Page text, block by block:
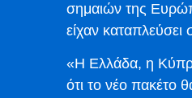
σημαιών της
είχαν καταπλεύσει
«Η Ελλάδα, η
ότι το νέο πακέτο